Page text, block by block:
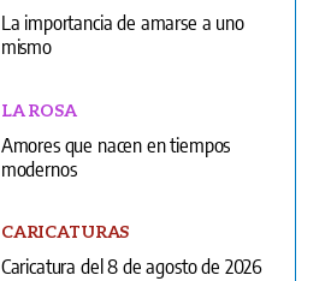
La importancia de amarse a uno
mismo
LA ROSA
Amores que nacen en tiempos
modernos
CARICATURAS
Caricatura del 8 de agosto de 2026